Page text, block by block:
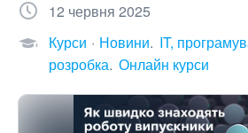
12 червня 2025
Курси
Новини IT,
розробка Онлайн курси